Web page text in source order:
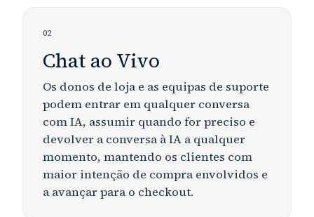
02
Chat ao Vivo
Os donos de loja e as equipas de suporte
podem entrar em qualquer conversa
com IA, assumir quando for preciso e
devolver a conversa à IA a qualquer
momento, mantendo os clientes com
maior intenção de compra envolvidos e
a avançar para o checkout.